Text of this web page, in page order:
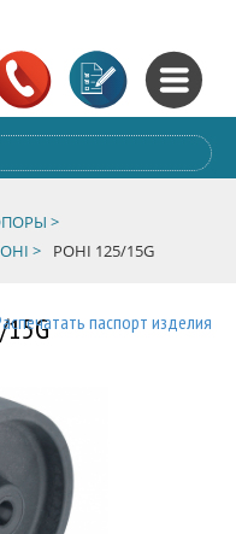
>
> POHI 125/15G
15G паспорт изделия